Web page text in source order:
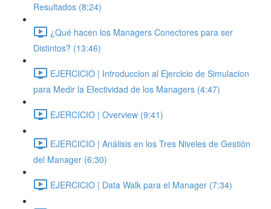
Resultados (8:24)
¿Qué hacen los Managers Conectores para ser
Distintos? (13:46)
EJERCICIO | Introduccion al Ejercicio de Simulacion
para Medir la Efectividad de los Managers (4:47)
EJERCICIO | Overview (9:41)
EJERCICIO | Análisis en los Tres Niveles de Gestión
del Manager (6:30)
EJERCICIO | Data Walk para el Manager (7:34)